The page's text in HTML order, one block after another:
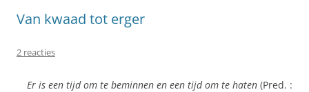
Van kwaad tot erger
2 reacties
Er is een tijd om te beminnen en een tijd om te haten (Pred. :